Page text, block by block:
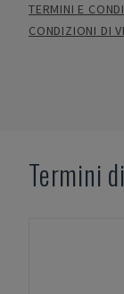
TERMINI E
CONDIZIONI DI
Termini